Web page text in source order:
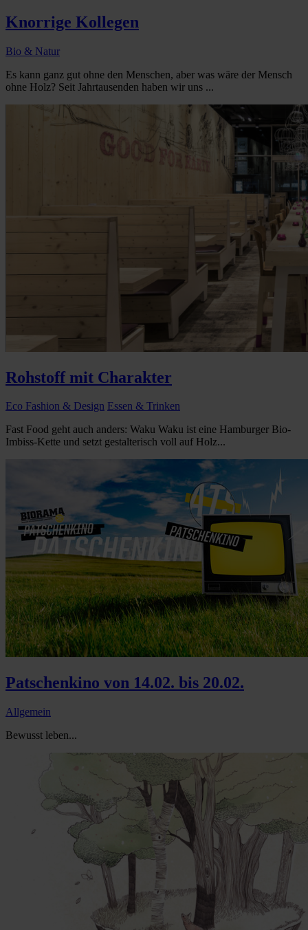
Knorrige Kollegen
Bio & Natur
Es kann ganz gut ohne den Menschen, aber was wäre der Mensch
ohne Holz? Seit Jahrtausenden haben wir uns ...
Rohstoff mit Charakter
Eco Fashion & Design Essen & Trinken
Fast Food geht auch anders: Waku Waku ist eine Hamburger Bio-
Imbiss-Kette und setzt gestalterisch voll auf Holz...
Patschenkino von 14.02. bis 20.02.
Allgemein
Bewusst leben...